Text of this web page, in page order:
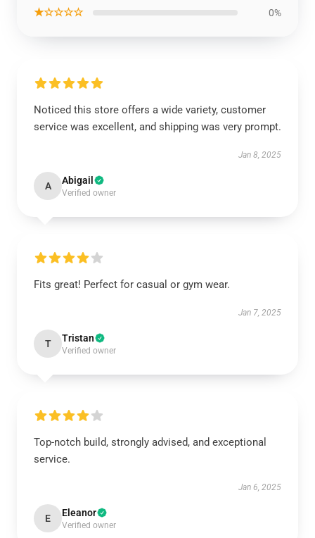
★☆☆☆☆ 0%
Noticed this store offers a wide variety, customer
service was excellent, and shipping was very prompt.
Jan 8, 2025
A Abigail
Verified owner
Fits great! Perfect for casual or gym wear.
Jan 7, 2025
T Tristan
Verified owner
Top-notch build, strongly advised, and exceptional
service.
Jan 6, 2025
E Eleanor
Verified owner